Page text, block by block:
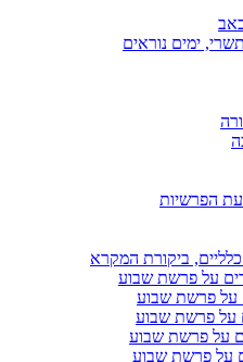
ימים נוראים
הפרשיות
ביקורת המקרא
על פרשת שבוע
על פרשת שבוע
על פרשת שבוע
על פרשת שבוע
על פרשת שבוע